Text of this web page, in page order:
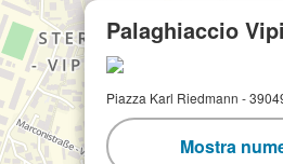
Palaghiaccio
Piazza Karl Riedmann -
Mostra